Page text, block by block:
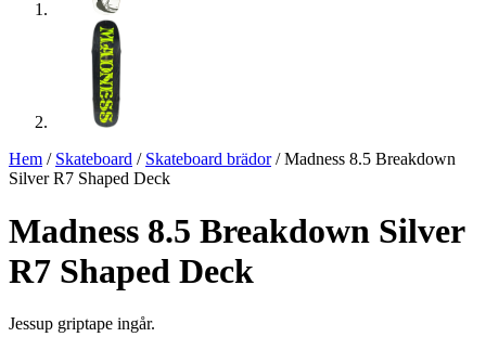
Hem / Skateboard / Skateboard brädor/ Madness 8.5 Breakdown
Silver R7 Shaped Deck
Madness 8.5 Breakdown Silver
R7 Shaped Deck
Jessup griptape ingår.